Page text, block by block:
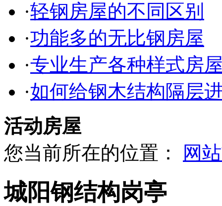
·轻钢房屋的不同区别
·功能多的无比钢房屋
·专业生产各种样式房
·如何给钢木结构隔层
活动房屋
您当前所在的位置：
网
城阳钢结构岗亭